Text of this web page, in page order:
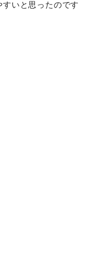
いと思ったのです